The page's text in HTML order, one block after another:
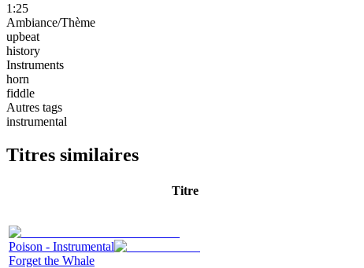
1:25
Ambiance/Thème
upbeat
history
Instruments
horn
fiddle
Autres tags
instrumental
Titres similaires
Titre
Poison - Instrumental
Forget the Whale